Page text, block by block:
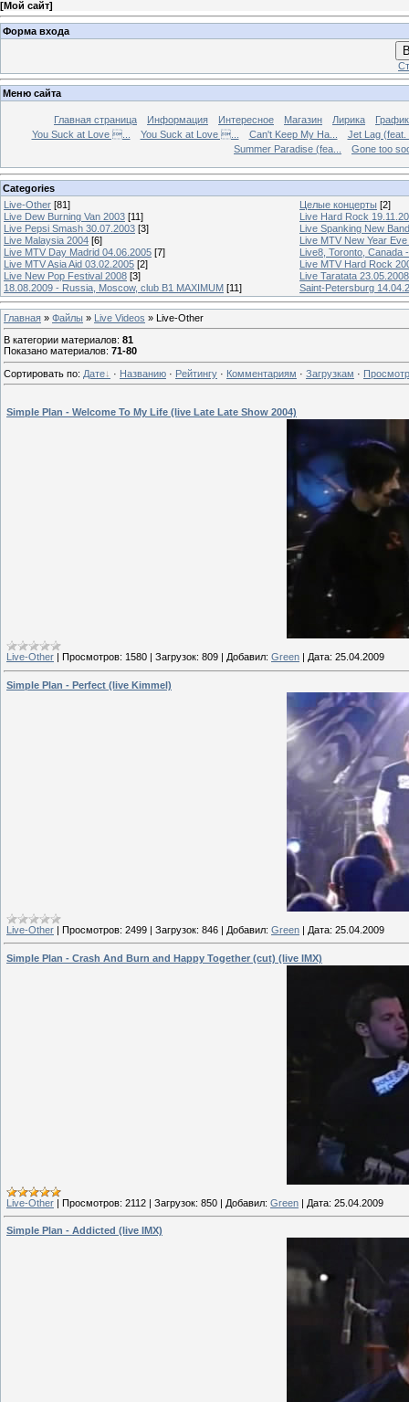
[Мой сайт]
Форма входа
Меню сайта
Главная страница Информация Интересное Магазин Лирика
You Suck at Love ...
You Suck at Love ... Can't Keep My Ha...
Jet Lag (feat.
Summer Paradise (fea...
Gone too
Categories
Live-Other [81] Целые концерты [2]
Live Dew Burning Van 2003 [11]
Live Hard Rock
Live Pepsi Smash 30.07.2003 [3]
Live Spanking New
Live Malaysia 2004 [6]
Live MTV New Year
Live MTV Day Madrid 04.06.2005 [7]
Live8, Toronto, Canada
Live MTV Asia Aid 03.02.2005 [2]
Live MTV Hard Rock
Live New Pop Festival 2008 [3]
Live Taratata 23.05.2008
18.08.2009 - Russia, Moscow, club B1 MAXIMUM [11] Saint-Petersburg
Главная » Файлы » Live Videos » Live-Other
В категории материалов: 81
Показано материалов: 71-80
Сортировать по: Дате · Названию · Рейтингу · Комментариям · Загрузкам ·
Simple Plan - Welcome To My Life (live Late Late Show 2004)
Live-Other Просмотров: 1580 Загрузок: 809 Добавил: Green Дата: 25.04.2009
Simple Plan - Perfect (live Kimmel)
Live-Other | Просмотров: 2499 | Загрузок: 846 | Добавил: Green | Дата: 25.04.2009
Simple Plan - Crash And Burn and Happy Together (cut) (live IMX)
Live-Other | Просмотров: 2112 | Загрузок: 850 | Добавил: Green | Дата: 25.04.2009
Simple Plan - Addicted (live IMX)